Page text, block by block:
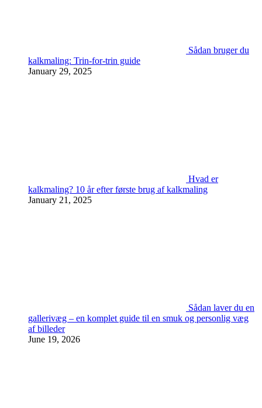
Sådan bruger du
kalkmaling: Trin-for-trin guide
January 29, 2025
Hvad er
kalkmaling? 10 år efter første brug af kalkmaling
January 21, 2025
Sådan laver du en
gallerivæg – en komplet guide til en smuk og personlig væg
af billeder
June 19, 2026